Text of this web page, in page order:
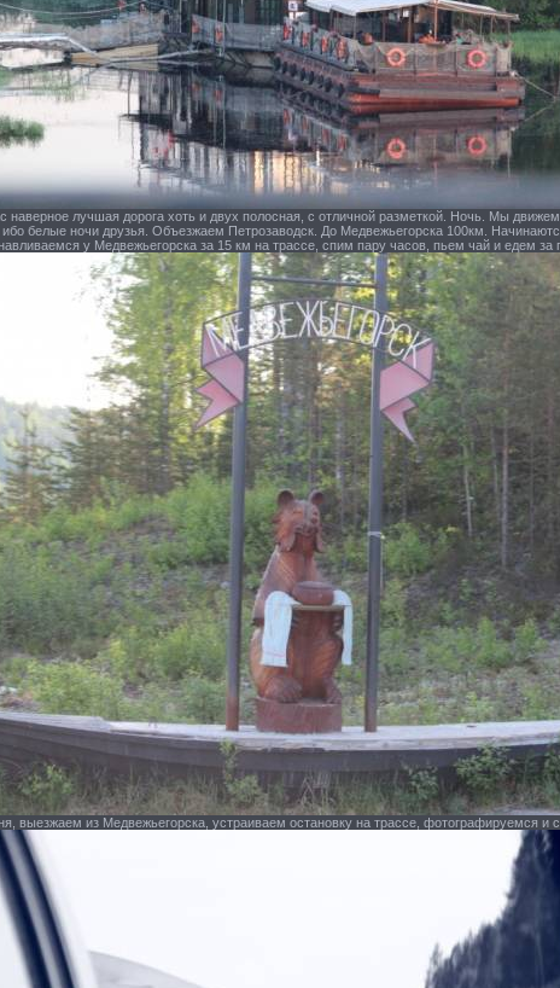
наверное лучшая дорога хоть и двух полосная, с отличной разметкой. Ночь. Мы
ибо белые ночи друзья. Объезжаем Петрозаводск. До Медвежьегорска 100км.
у Медвежьегорска за 15 км на трассе, спим пару часов, пьем чай и едем за
выезжаем из Медвежьегорска, устраиваем остановку на трассе,